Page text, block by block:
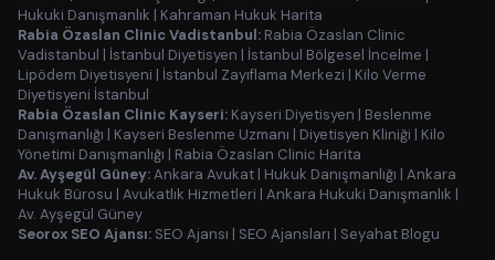
Hukuki Danışmanlık | Kahraman Hukuk Harita
Rabia Özaslan Clinic Vadistanbul: Rabia Özaslan Clinic
Vadistanbul | İstanbul Diyetisyen | İstanbul Bölgesel İncelme |
Lipödem Diyetisyeni | İstanbul Zayıflama Merkezi | Kilo Verme
Diyetisyeni İstanbul
Rabia Özaslan Clinic Kayseri: Kayseri Diyetisyen | Beslenme
Danışmanlığı | Kayseri Beslenme Uzmanı | Diyetisyen Kliniği | Kilo
Yönetimi Danışmanlığı | Rabia Özaslan Clinic Harita
Av. Ayşegül Güney:Ankara Avukat | Hukuk Danışmanlığı | Ankara
Hukuk Bürosu | Avukatlık Hizmetleri | Ankara Hukuki Danışmanlık |
Av. Ayşegül Güney
Seorox SEO Ajansı: SEO Ajansı | SEO Ajansları | Seyahat Blogu